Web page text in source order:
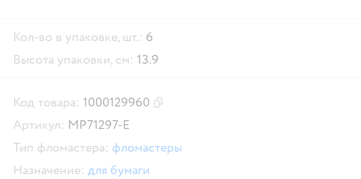
Кол-во в упаковке, шт.: 6
Высота упаковки, см: 13.9
Код товара: 1000129960
Артикул: MP71297-E
Тип фломастера: фломастеры
Назначение: для бумаги